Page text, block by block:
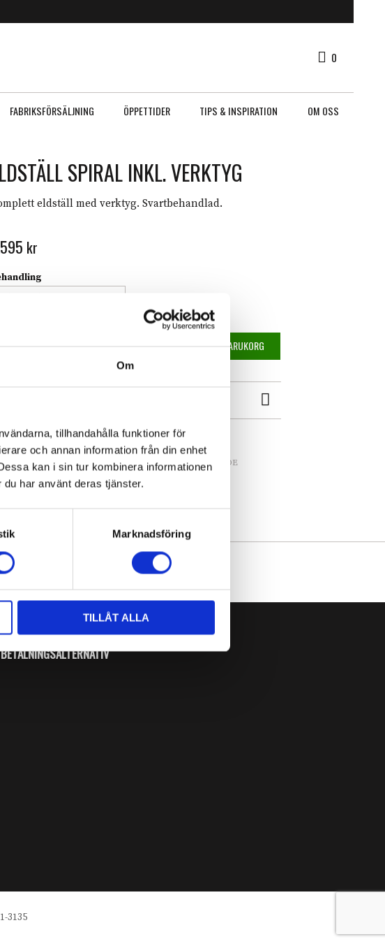
Om
tillhandahålla funktioner för
och annan information från din enhet
kan i sin tur kombinera informationen
har använt deras tjänster.
Marknadsföring
TILLÅT ALLA
0
FABRIKSFÖRSÄLJNING ÖPPETTIDER TIPS & INSPIRATION OM OSS
SPIRAL INKL. VERKTYG
eldställ med verktyg. Svartbehandlad.
kr
Eldställ Spiral inkl. verktyg mängd
LÄGG TILL I VARUKORG
94A
GNISTGALLER, ELDSTÄLL & TILLBEHÖR I SMIDE
BETALNINGSALTERNATIV
3135